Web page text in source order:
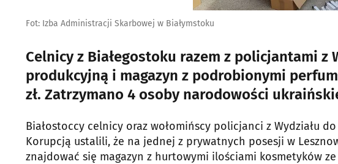
Fot: Izba Administracji Skarbowej w Białymstoku
Celnicy z Białegostoku razem z policjantami
produkcyjną i magazyn z podrobionymi
zł. Zatrzymano 4 osoby narodowości
Białostoccy celnicy oraz wołomińscy policjanci z Wydziału
Korupcją ustalili, że na jednej z prywatnych posesji w
znajdować się magazyn z hurtowymi ilościami kosmetyków